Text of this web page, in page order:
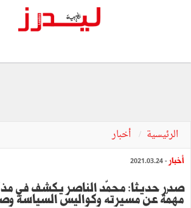
الرئيسية أخبار
أخبار - 2021.03.24
صدر حديثا: محمّد الناصر يكشف في
مهمّة عن مسيرته وكواليس السياسة